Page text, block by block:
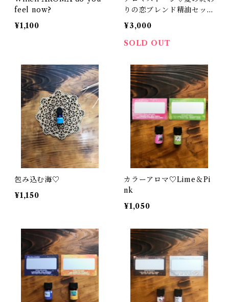
feel now?
¥1,100
りの恋ブレンド精油セット
販売
¥3,000
SOLD OUT
包み込む海♡
¥1,150
カラーアロマ♡Lime＆Pi
nk
¥1,050